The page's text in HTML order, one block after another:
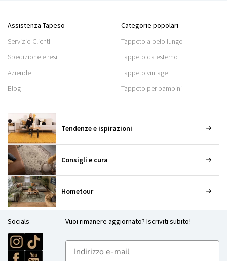
Assistenza Tapeso
Servizio Clienti
Spedizione e resi
Aziende
Blog
Categorie popolari
Tappeto a pelo lungo
Tappeto da esterno
Tappeto vintage
Tappeto per bambini
Tendenze e ispirazioni
Consigli e cura
Hometour
Socials Vuoi rimanere aggiornato? Iscriviti subito!
E-mailadres